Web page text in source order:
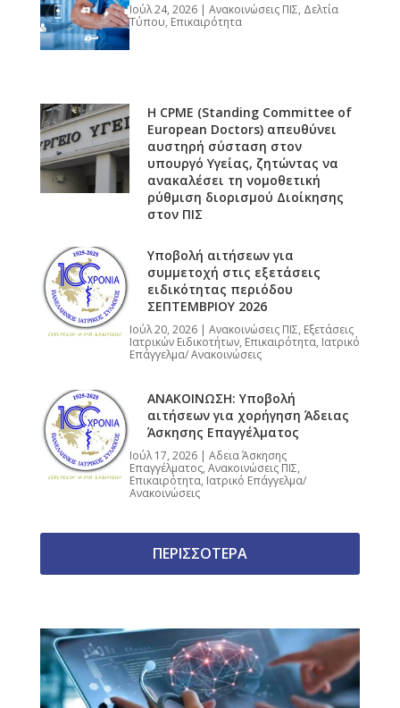
Ιούλ 24, 2026| Ανακοινώσεις ΠΙΣ, Δελτία
Τύπου, Επικαιρότητα
Η CPME (Standing Committee of
European Doctors) απευθύνει
αυστηρή σύσταση στον
υπουργό Υγείας, ζητώντας να
ανακαλέσει τη νομοθετική
ρύθμιση διορισμού Διοίκησης
στον ΠΙΣ
Τύπου
Υποβολή αιτήσεων για
συμμετοχή στις εξετάσεις
ειδικότητας περιόδου
ΣΕΠΤΕΜΒΡΙΟΥ 2026
Ιούλ 20, 2026| Ανακοινώσεις ΠΙΣ, Εξετάσεις
Ιατρικών Ειδικοτήτων, Επικαιρότητα, Ιατρικό
Επάγγελμα/ Ανακοινώσεις
ΑΝΑΚΟΙΝΩΣΗ: Υποβολή
αιτήσεων για χορήγηση Άδειας
Άσκησης Επαγγέλματος
Ιούλ 17, 2026| Αδεια Άσκησης
Επαγγέλματος, Ανακοινώσεις ΠΙΣ,
Επικαιρότητα, Ιατρικό Επάγγελμα/
Ανακοινώσεις
ΠΕΡΙΣΣΟΤΕΡΑ